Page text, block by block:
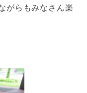
がらもみなさん楽